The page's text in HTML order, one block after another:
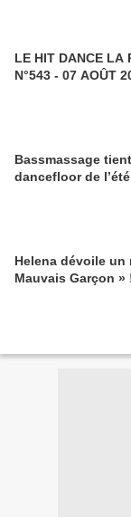
LE HIT DANCE LA
N°543 - 07 AOÛT
Bassmassage
dancefloor de
Helena dévoile un
Mauvais Garçon »